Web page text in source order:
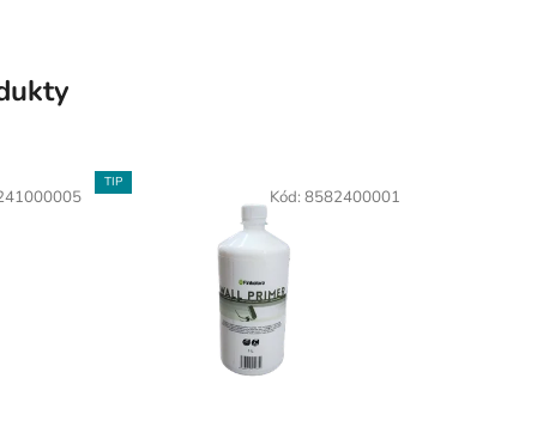
TIP
Kód: 8582400001